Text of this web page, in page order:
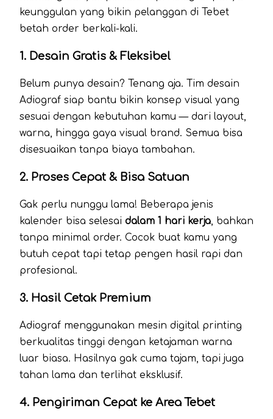
keunggulan yang bikin pelanggan di Tebet
betah order berkali-kali.
1. Desain Gratis & Fleksibel
Belum punya desain? Tenang aja. Tim desain
Adiograf siap bantu bikin konsep visual yang
sesuai dengan kebutuhan kamu — dari layout,
warna, hingga gaya visual brand. Semua bisa
disesuaikan tanpa biaya tambahan.
2. Proses Cepat & Bisa Satuan
Gak perlu nunggu lama! Beberapa jenis
kalender bisa selesai dalam 1 hari kerja, bahkan
tanpa minimal order. Cocok buat kamu yang
butuh cepat tapi tetap pengen hasil rapi dan
profesional.
3. Hasil Cetak Premium
Adiograf menggunakan mesin digital printing
berkualitas tinggi dengan ketajaman warna
luar biasa. Hasilnya gak cuma tajam, tapi juga
tahan lama dan terlihat eksklusif.
4. Pengiriman Cepat ke Area Tebet